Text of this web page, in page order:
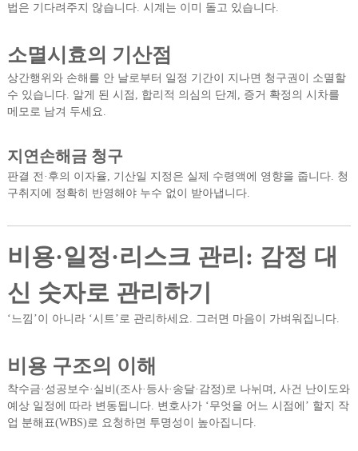
법은 기다려주지 않습니다. 시계는 이미 돌고 있습니다.
소멸시효의 기산점
상간행위와 손해를 안 날로부터 일정 기간이 지나면 청구권이 소멸할
수 있습니다. 알게 된 시점, 합리적 의심의 단계, 증거 확정의 시차를
메모로 남겨 두세요.
지연손해금 청구
판결 전·후의 이자율, 기산일 지정은 실제 수령액에 영향을 줍니다. 청
구취지에 정확히 반영해야 누수 없이 받아냅니다.
비용·일정·리스크 관리: 감정 대
신 숫자로 관리하기
‘느낌’이 아니라 ‘시트’로 관리하세요. 그러면 마음이 가벼워집니다.
비용 구조의 이해
착수금·성공보수·실비(조사·등사·송달·감정)로 나뉘며, 사건 난이도와
예상 일정에 따라 변동됩니다. 변호사가 ‘무엇을 어느 시점에’ 할지 작
업 분해표(WBS)로 요청하면 투명성이 높아집니다.